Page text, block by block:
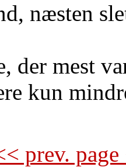
næsten
der mest
kun
prev.